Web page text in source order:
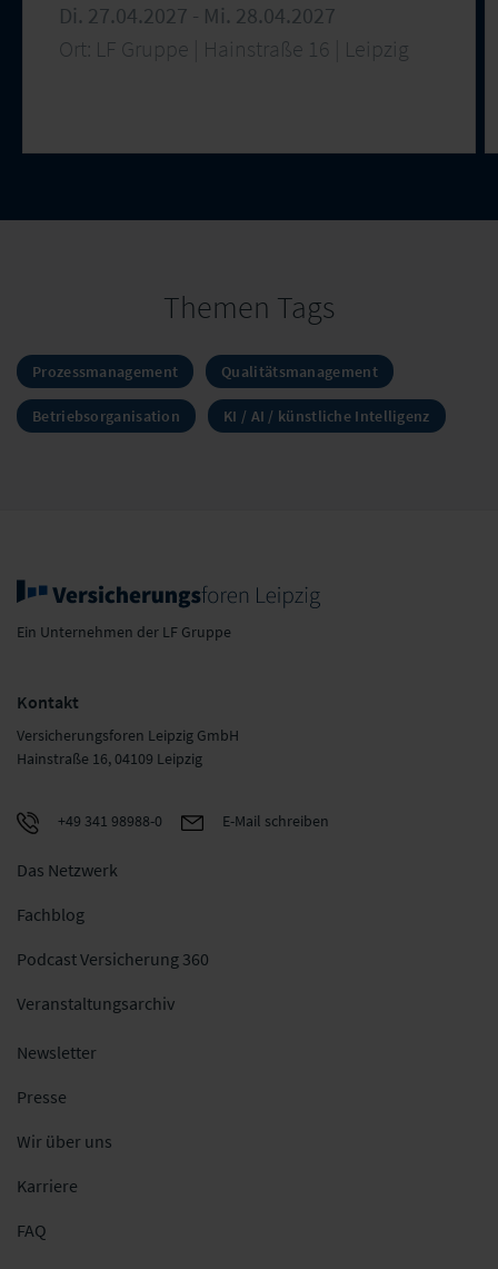
Di. 27.04.2027 - Mi. 28.04.2027
Ort: LF Gruppe | Hainstraße 16 | Leipzig
Themen Tags
Prozessmanagement Qualitätsmanagement
Betriebsorganisation KI / AI / künstliche Intelligenz
Ein Unternehmen der LF Gruppe
Kontakt
Versicherungsforen Leipzig GmbH
Hainstraße 16, 04109 Leipzig
+49 341 98988-0 E-Mail schreiben
Das Netzwerk
Fachblog
Podcast Versicherung 360
Veranstaltungsarchiv
Newsletter
Presse
Wir über uns
Karriere
FAQ